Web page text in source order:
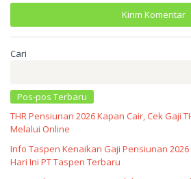
Cari
Pos-pos Terbaru
THR Pensiunan 2026 Kapan Cair, Cek Gaji
Melalui Online
Info Taspen Kenaikan Gaji Pensiunan
Hari Ini PT Taspen Terbaru